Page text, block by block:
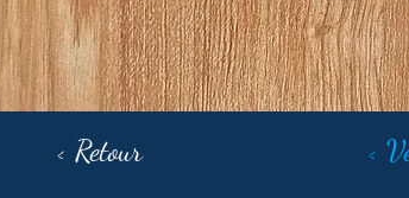
< Retour <